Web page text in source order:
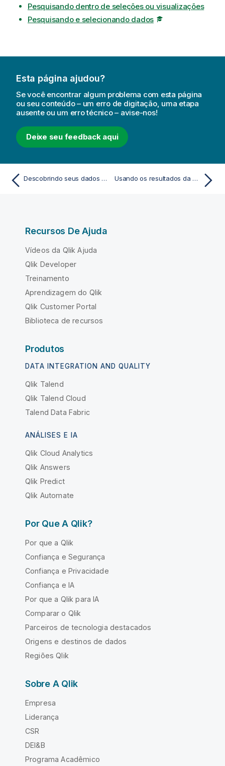
Pesquisando dentro de seleções ou visualizações
Pesquisando e selecionando dados
Esta página ajudou?
Se você encontrar algum problema com esta página
ou seu conteúdo – um erro de digitação, uma etapa
ausente ou um erro técnico – avise-nos!
Deixe seu feedback aqui
Descobrindo seus dados com associative insights Usando os resultados da pesquisa para alterar as seleções
Recursos De Ajuda
Vídeos da Qlik Ajuda
Qlik Developer
Treinamento
Aprendizagem do Qlik
Qlik Customer Portal
Biblioteca de recursos
Produtos
DATA INTEGRATION AND QUALITY
Qlik Talend
Qlik Talend Cloud
Talend Data Fabric
ANÁLISES E IA
Qlik Cloud Analytics
Qlik Answers
Qlik Predict
Qlik Automate
Por Que A Qlik?
Por que a Qlik
Confiança e Segurança
Confiança e Privacidade
Confiança e IA
Por que a Qlik para IA
Comparar o Qlik
Parceiros de tecnologia destacados
Origens e destinos de dados
Regiões Qlik
Sobre A Qlik
Empresa
Liderança
CSR
DEI&B
Programa Acadêmico